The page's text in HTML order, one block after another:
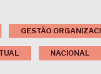
GESTÃO
NACIONAL